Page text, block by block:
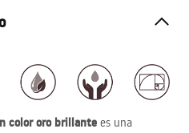
color oro brillante es una